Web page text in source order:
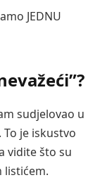
JEDNU
sudjelovao u
je iskustvo
vidite što su
listićem.